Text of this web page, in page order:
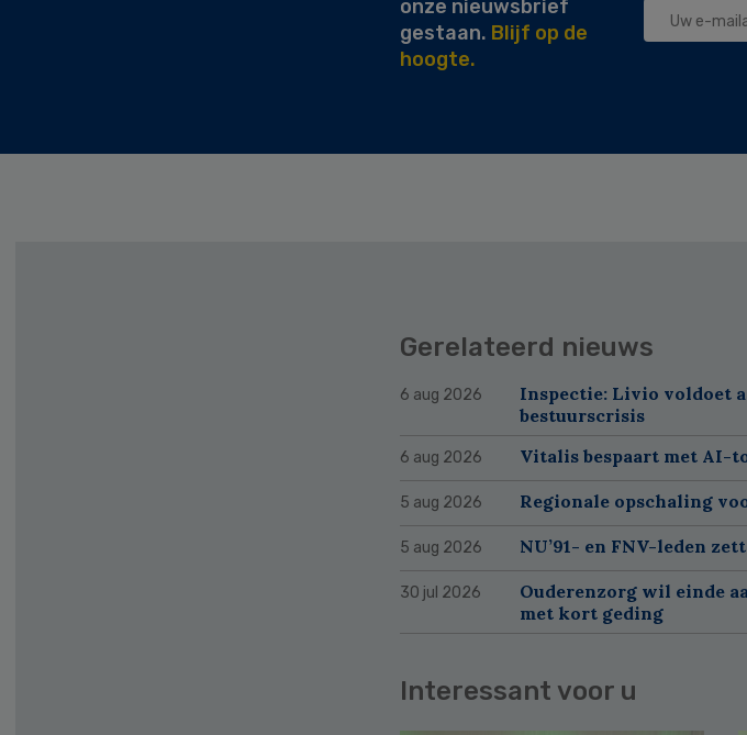
onze nieuwsbrief
gestaan. Blijf op de
hoogte.
Gerelateerd nieuws
6 aug 2026
Inspectie: Livio voldoet
bestuurscrisis
6 aug 2026 Vitalis bespaart met
5 aug 2026 Regionale opschaling
5 aug 2026 NU’91- en FNV-leden
30 jul 2026
Ouderenzorg wil einde
met kort geding
Interessant voor u